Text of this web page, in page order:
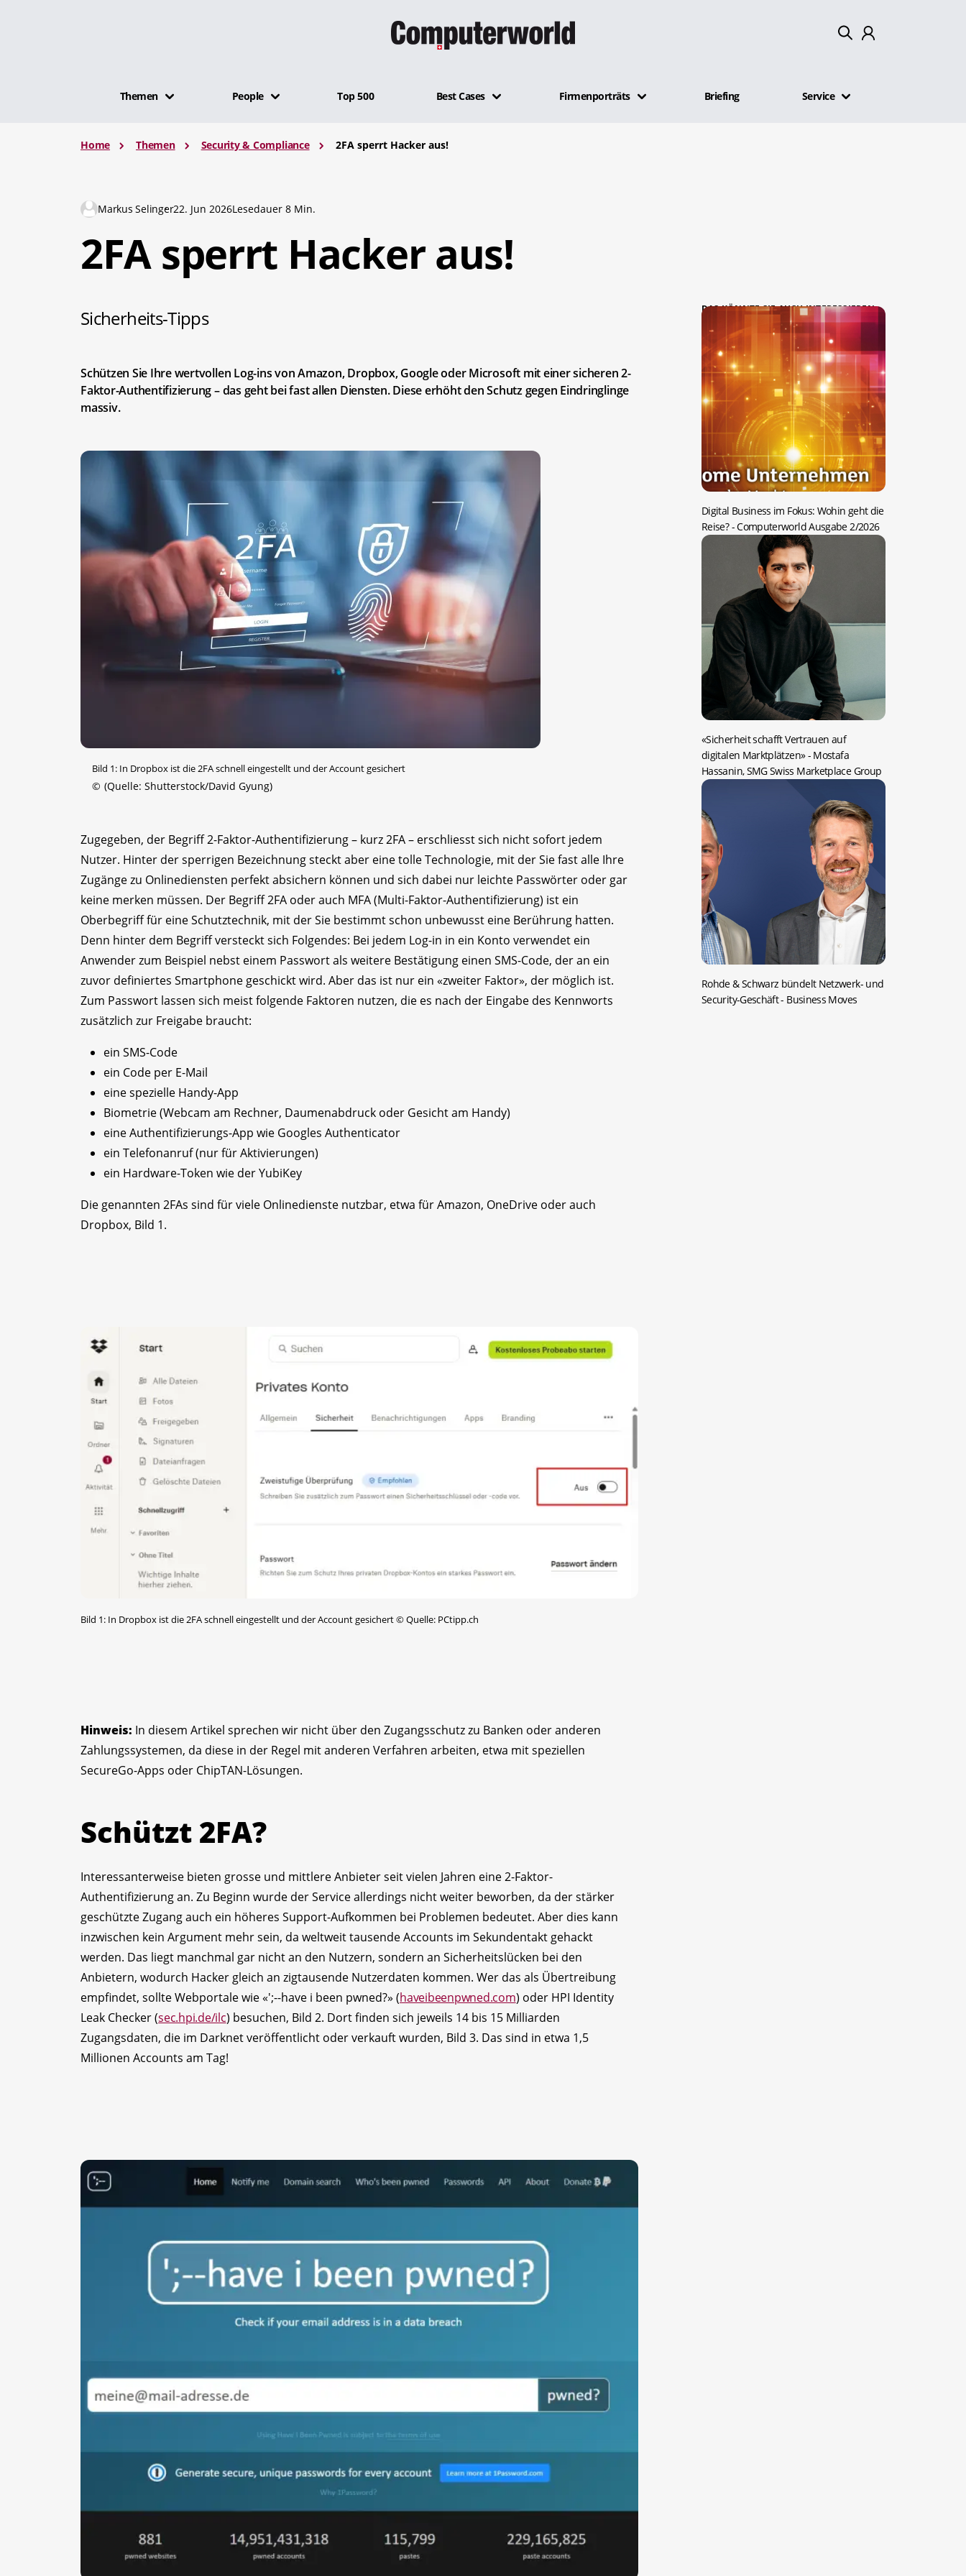
Themen People Top 500 Best Cases Firmenporträts Briefing Service
Home Themen Security & Compliance 2FA sperrt Hacker aus!
Markus Selinger22. Jun 2026Lesedauer 8 Min.
2FA sperrt Hacker aus!
Sicherheits-Tipps
Schützen Sie Ihre wertvollen Log-ins von Amazon, Dropbox, Google oder Microsoft mit einer sicheren 2-
Faktor-Authentifizierung – das geht bei fast allen Diensten. Diese erhöht den Schutz gegen Eindringlinge
massiv.
Bild 1: In Dropbox ist die 2FA schnell eingestellt und der Account gesichert
© (Quelle: Shutterstock/David Gyung)
Zugegeben, der Begriff 2-Faktor-Authentifizierung – kurz 2FA – erschliesst sich nicht sofort jedem
Nutzer. Hinter der sperrigen Bezeichnung steckt aber eine tolle Technologie, mit der Sie fast alle Ihre
Zugänge zu Onlinediensten perfekt absichern können und sich dabei nur leichte Passwörter oder gar
keine merken müssen. Der Begriff 2FA oder auch MFA (Multi-Faktor-Authentifizierung) ist ein
Oberbegriff für eine Schutztechnik, mit der Sie bestimmt schon unbewusst eine Berührung hatten.
Denn hinter dem Begriff versteckt sich Folgendes: Bei jedem Log-in in ein Konto verwendet ein
Anwender zum Beispiel nebst einem Passwort als weitere Bestätigung einen SMS-Code, der an ein
zuvor definiertes Smartphone geschickt wird. Aber das ist nur ein «zweiter Faktor», der möglich ist.
Zum Passwort lassen sich meist folgende Faktoren nutzen, die es nach der Eingabe des Kennworts
zusätzlich zur Freigabe braucht:
ein SMS-Code
ein Code per E-Mail
eine spezielle Handy-App
Biometrie (Webcam am Rechner, Daumen­abdruck oder Gesicht am Handy)
eine Authentifizierungs-App wie Googles Authenticator
ein Telefonanruf (nur für Aktivierungen)
ein Hardware-Token wie der YubiKey
Die genannten 2FAs sind für viele Onlinedienste nutzbar, etwa für Amazon, OneDrive oder auch
Dropbox, Bild 1.
Bild 1: In Dropbox ist die 2FA schnell eingestellt und der Account gesichert©Quelle: PCtipp.ch
Hinweis: In diesem Artikel sprechen wir nicht über den Zugangsschutz zu Banken oder anderen
Zahlungssystemen, da diese in der Regel mit anderen Verfahren arbeiten, etwa mit speziellen
SecureGo-Apps oder ChipTAN-Lösungen.
Schützt 2FA?
Interessanterweise bieten grosse und mittlere Anbieter seit vielen Jahren eine 2-Faktor-
Authentifizierung an. Zu Beginn wurde der Service allerdings nicht weiter beworben, da der stärker
geschützte Zugang auch ein höheres Support-Aufkommen bei Problemen bedeutet. Aber dies kann
inzwischen kein Argument mehr sein, da weltweit tausende Accounts im Sekundentakt gehackt
werden. Das liegt manchmal gar nicht an den Nutzern, sondern an Sicherheitslücken bei den
Anbietern, wodurch Hacker gleich an zigtausende Nutzerdaten kommen. Wer das als Übertreibung
empfindet, sollte Webportale wie «';--have i been pwned?» (haveibeenpwned.com) oder HPI Identity
Leak Checker (sec.hpi.de/ilc) besuchen, Bild 2. Dort finden sich jeweils 14 bis 15 Milliarden
Zugangsdaten, die im Darknet veröffentlicht oder verkauft wurden, Bild 3. Das sind in etwa 1,5
Millionen Accounts am Tag!
DAS KÖNNTE SIE AUCH INTERESSIEREN:
Digital Business im Fokus: Wohin geht die
Reise?- Computerworld Ausgabe 2/2026
«Sicherheit schafft Vertrauen auf
digitalen Marktplätzen»- Mostafa
Hassanin, SMG Swiss Marketplace Group
Rohde & Schwarz bündelt Netzwerk- und
Security-Geschäft- Business Moves